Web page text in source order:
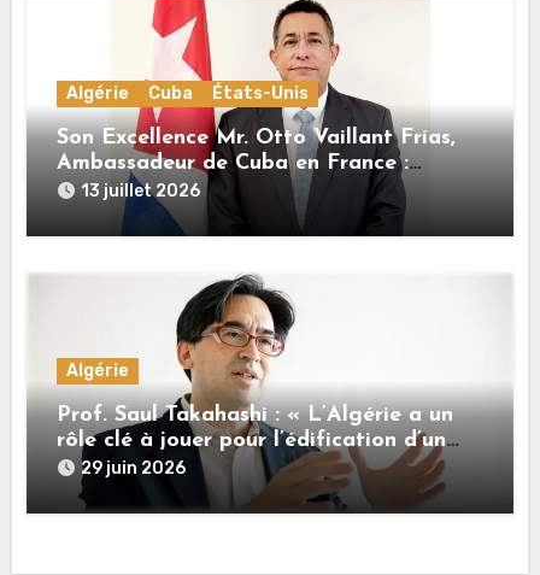
Algérie Cuba États-Unis
Son Excellence Mr. Otto Vaillant Frías,
Ambassadeur de Cuba en France :
« Cuba et l’Algérie sont unies par une
histoire commune de lutte pour
l’indépendance, la dignité et la justice
13 juillet 2026
Algérie
Prof. Saul Takahashi : « L’Algérie a un
rôle clé à jouer pour l’édification d’un
nouvel ordre international plus juste »
29 juin 2026